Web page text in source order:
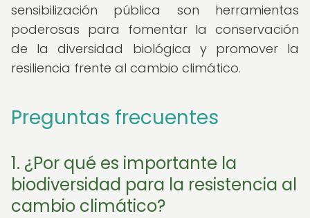
sensibilización pública son herramientas
poderosas para fomentar la conservación
de la diversidad biológica y promover la
resiliencia frente al cambio climático.
Preguntas frecuentes
1. ¿Por qué es importante la
biodiversidad para la resistencia al
cambio climático?